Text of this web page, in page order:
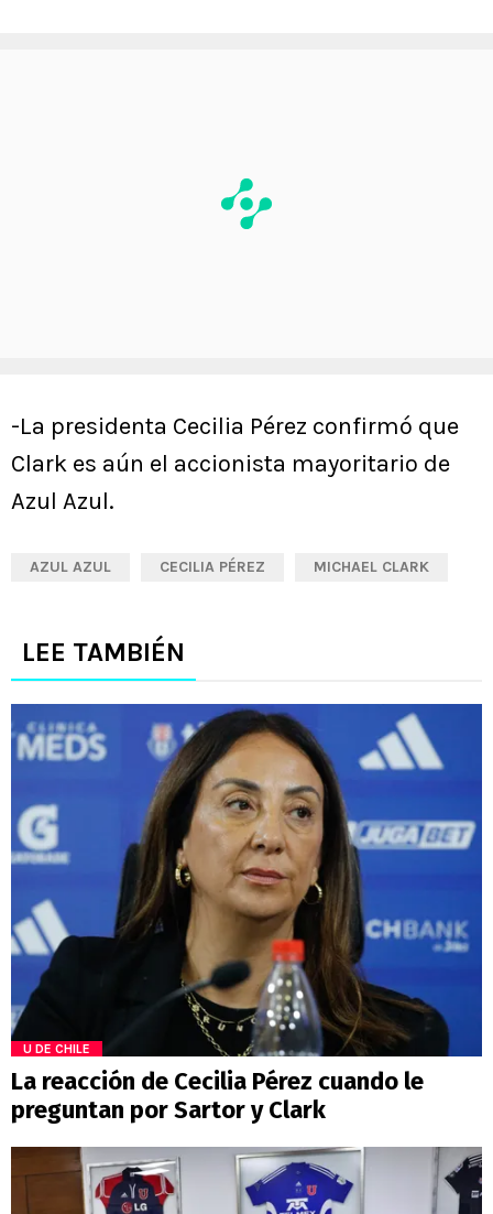
-La presidenta Cecilia Pérez confirmó que
Clark es aún el accionista mayoritario de
Azul Azul.
AZUL AZUL CECILIA PÉREZ MICHAEL CLARK
LEE TAMBIÉN
U DE CHILE
La reacción de Cecilia Pérez cuando le
preguntan por Sartor y Clark